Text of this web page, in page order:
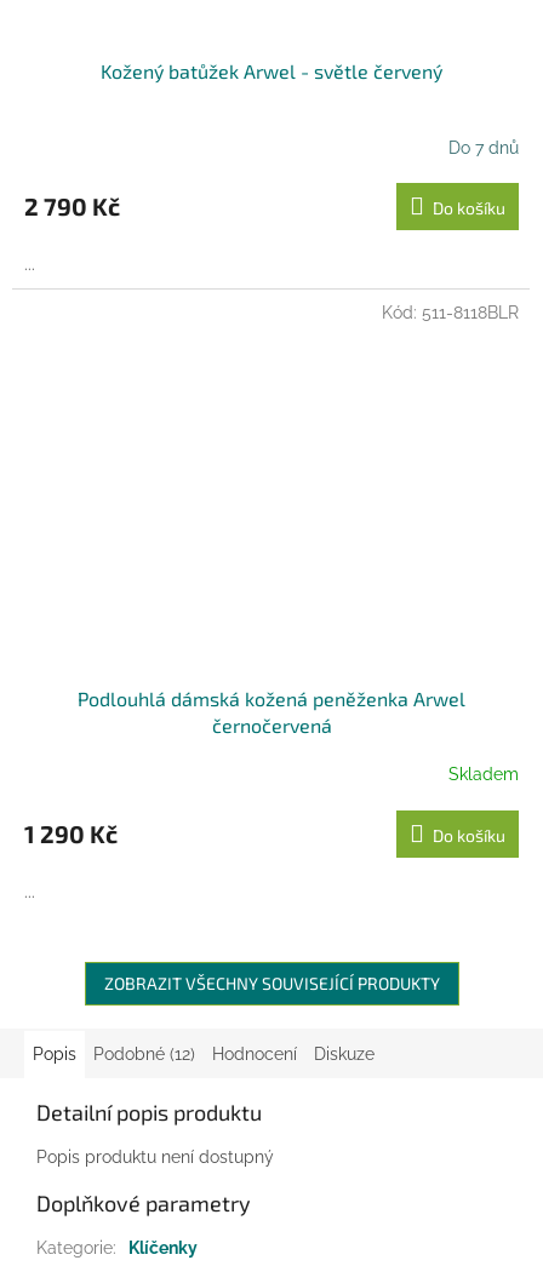
Kožený batůžek Arwel - světle červený
Do 7 dnů
2 790 Kč Do košíku
...
Podlouhlá dámská kožená peněženka Arwel
černočervená
Skladem
1 290 Kč Do košíku
...
Kód: 511-8118BLR
ZOBRAZIT VŠECHNY SOUVISEJÍCÍ PRODUKTY
Popis Podobné (12) Hodnocení Diskuze
Detailní popis produktu
Popis produktu není dostupný
Doplňkové parametry
Kategorie: Klíčenky